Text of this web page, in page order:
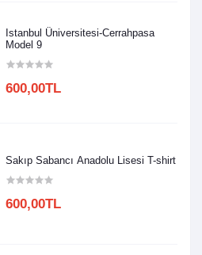
Istanbul Üniversitesi-Cerrahpasa
Model 9
600,00TL
Sakıp Sabancı Anadolu Lisesi T-shirt
600,00TL